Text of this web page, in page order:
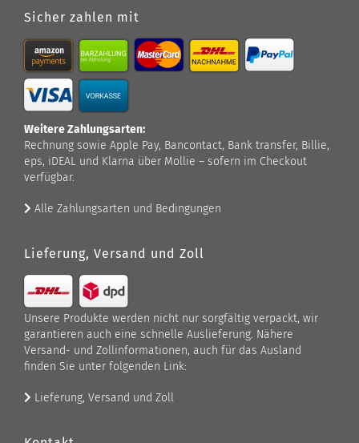
Sicher zahlen mit
Weitere Zahlungsarten:
Rechnung sowie Apple Pay, Bancontact, Bank transfer, Billie,
eps, iDEAL und Klarna über Mollie – sofern im Checkout
verfügbar.
Alle Zahlungsarten und Bedingungen
Lieferung, Versand und Zoll
Unsere Produkte werden nicht nur sorgfältig verpackt, wir
garantieren auch eine schnelle Auslieferung. Nähere
Versand- und Zollinformationen, auch für das Ausland
finden Sie unter folgenden Link:
Lieferung, Versand und Zoll